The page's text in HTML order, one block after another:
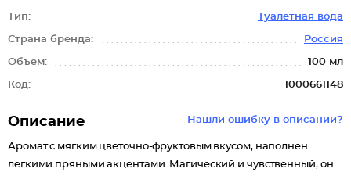
Тип: Туалетная вода
Страна бренда: Россия
Объем: 100 мл
Код: 1000661148
Нашли ошибку в описании?
Описание
Аромат с мягким цветочно-фруктовым вкусом, наполнен
легкими пряными акцентами. Магический и чувственный, он